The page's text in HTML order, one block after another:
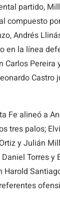
partido,
compuesto
Andrés
en la línea
Carlos
Castro
Fe alineó a
tres palos;
y Julián
Torres y
Harold